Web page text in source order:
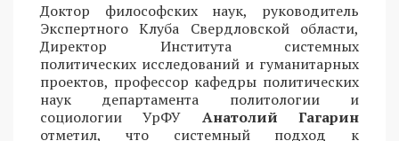
Доктор философских наук, руководитель
Экспертного Клуба Свердловской области,
Директор Института системных
политических исследований и гуманитарных
проектов, профессор кафедры политических
наук департамента политологии и
социологии УрФУ Анатолий Гагарин
отметил, что системный подход к